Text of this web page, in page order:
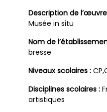
Description de
Musée in situ
Nom de
bresse
Niveaux scolaires :
Disciplines scolaires :
artistiques